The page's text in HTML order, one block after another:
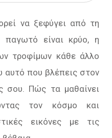
να ξεφύγει από τη
παγωτό είναι κρύο, η
τροφίμων κάθε άλλο
αυτό που βλέπεις στον
σου. Πώς τα μαθαίνει
τον κόσμο και
εικόνες με τις